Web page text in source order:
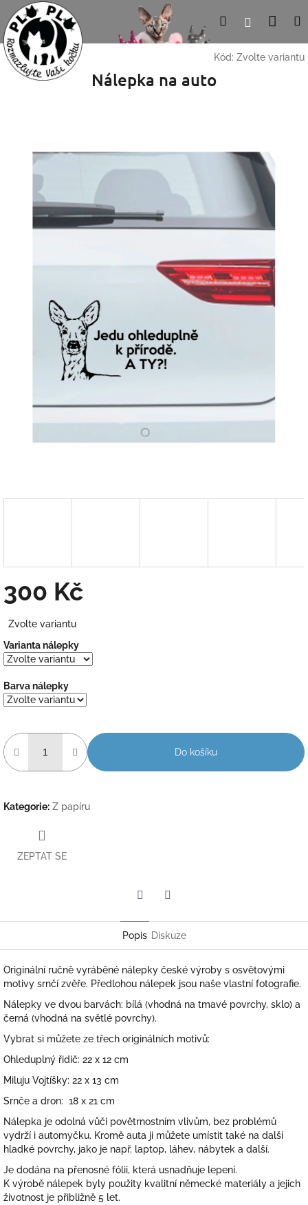
Přejít
na
obsah
HledatPřihlášení
Kód: Zvolte variantu
Nálepka na auto
300 Kč
cena:
Zvolte variantu
Varianta nálepky
Barva nálepky
Do košíku
Kategorie: Z papíru
ZEPTAT SE
Popis Diskuze
Originální ručně vyráběné nálepky české výroby s osvětovými
motivy srnčí zvěře. Předlohou nálepek jsou naše vlastní fotografie.
Nálepky ve dvou barvách: bílá (vhodná na tmavé povrchy, sklo) a
černá (vhodná na světlé povrchy).
Vybrat si můžete ze třech originálních motivů:
Ohleduplný řidič: 22 x 12 cm
Miluju Vojtíšky: 22 x 13 cm
Srnče a dron: 18 x 21 cm
Nálepka je odolná vůči povětrnostním vlivům, bez problémů
vydrží i automyčku. Kromě auta ji můžete umístit také na další
hladké povrchy, jako je např. laptop, láhev, nábytek a další.
Je dodána na přenosné fólii, která usnadňuje lepení.
K výrobě nálepek byly použity kvalitní německé materiály a jejich
životnost je přibližně 5 let.